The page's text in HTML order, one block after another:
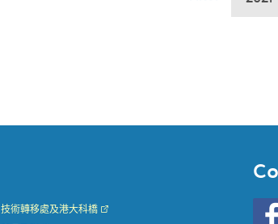
技術轉移處及港大科橋